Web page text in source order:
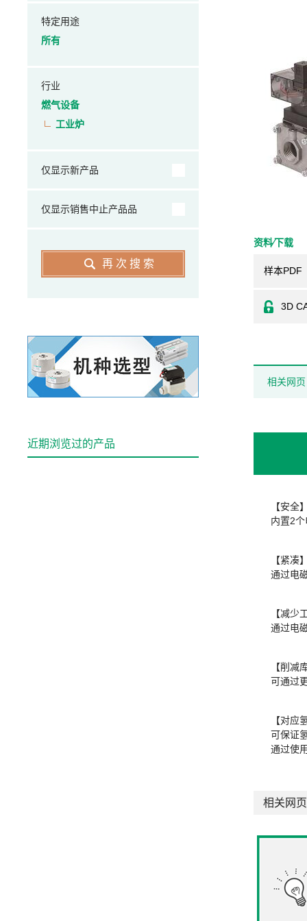
资料⁄下载
样本PDF
3D
相关网页
【安全
内置2
【紧凑
通过电
【减少
通过电
【削减
可通过
【对应
可保证
通过使
相关网页
特定用途
所有
行业
燃气设备
工业炉
仅显示新产品
仅显示销售中止产品品
再次搜索
近期浏览过的产品